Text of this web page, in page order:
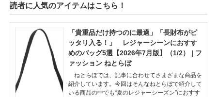
読者に人気のアイテムはこちら！
「貴重品だけ持つのに最適」「長財布がピ
ッタリ入る！」 レジャーシーンにおすす
めのバッグ5選【2026年7月版】（1/2） | フ
ァッション ねとらぼ
ねとらぼでは、記事に合わせてさまざまな商品を
紹介しています。今回はそんなねとらぼで紹介して
いる商品の中でも“夏のレジャーシーズン”におすす